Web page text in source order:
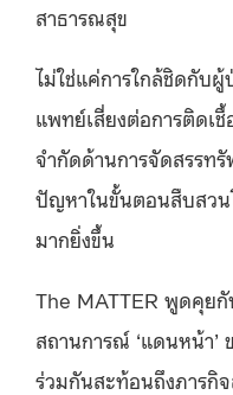
สาธารณสุข
ไม่ใช่แค่การใกล้ชิดกับ
แพทย์เสี่ยงต่อการติดเ
จำกัดด้านการจัดสรรทรั
ปัญหาในขั้นตอนสืบสวน
มากยิ่งขึ้น
The MATTER พูดคุย
สถานการณ์ ‘แดนหน้า’
ร่วมกันสะท้อนถึงภารกิ